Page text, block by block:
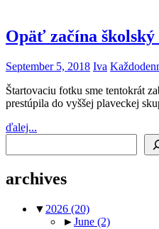
Opäť začína školský
September 5, 2018 Iva
Štartovaciu fotku sme tentokrát
prestúpila do vyššej plaveckej
ďalej...
archives
▼ 2026 (20)
►June (2)